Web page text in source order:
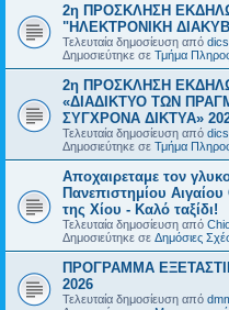
2η ΠΡΟΣΚΛΗΣΗ
"ΗΛΕΚΤΡΟΝΙΚΗ
Τελευταία δημοσίευση από
Δημοσιεύτηκε σε Τμήμα
2η ΠΡΟΣΚΛΗΣΗ
«ΔΙΑΔΙΚΤΥΟ ΤΩΝ
ΣΥΓΧΡΟΝΑ ΔΙΚΤΥΑ»
Τελευταία δημοσίευση από
Δημοσιεύτηκε σε Τμήμα
Αποχαιρεταμε τον
Πανεπιστημίου
της Χίου - Καλό ταξίδι!
Τελευταία δημοσίευση από
Δημοσιεύτηκε σε Δημόσιες
ΠΡΟΓΡΑΜΜΑ
2026
Τελευταία δημοσίευση από